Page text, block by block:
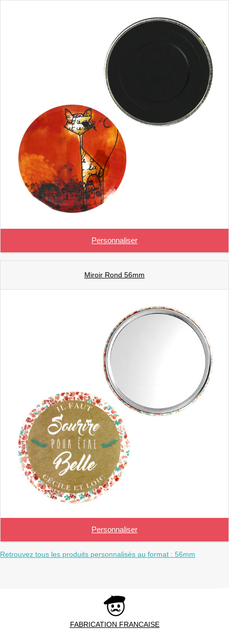
Personnaliser
Miroir Rond 56mm
Personnaliser
Retrouvez tous les produits personnalisés au format : 56mm
FABRICATION FRANCAISE